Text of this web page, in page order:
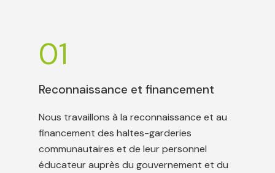
01
Reconnaissance et financement
Nous travaillons à la reconnaissance et au
financement des haltes-garderies
communautaires et de leur personnel
éducateur auprès du gouvernement et du